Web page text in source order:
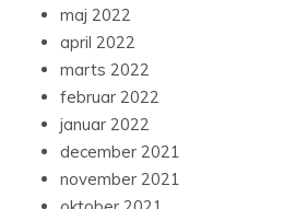
maj 2022
april 2022
marts 2022
februar 2022
januar 2022
december 2021
november 2021